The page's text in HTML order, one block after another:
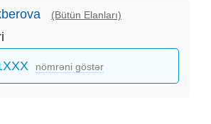
(Bütün Elanları)
nömrəni göstər